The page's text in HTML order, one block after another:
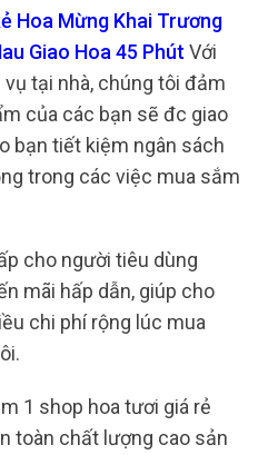
Hoa Mừng Khai Trương
Giao Hoa 45 Phút Với
tại nhà, chúng tôi đảm
của các bạn sẽ đc giao
bạn tiết kiệm ngân sách
trong các việc mua sắm
cho người tiêu dùng
mãi hấp dẫn, giúp cho
chi phí rộng lúc mua
1 shop hoa tươi giá rẻ
toàn chất lượng cao sản